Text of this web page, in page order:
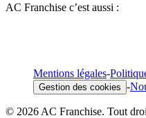
AC Franchise c’est aussi :
Mentions légales-
Gestion des cookies -
© 2026 AC Franchise. Tout